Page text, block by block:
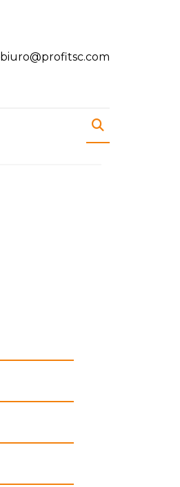
biuro@profitsc.com